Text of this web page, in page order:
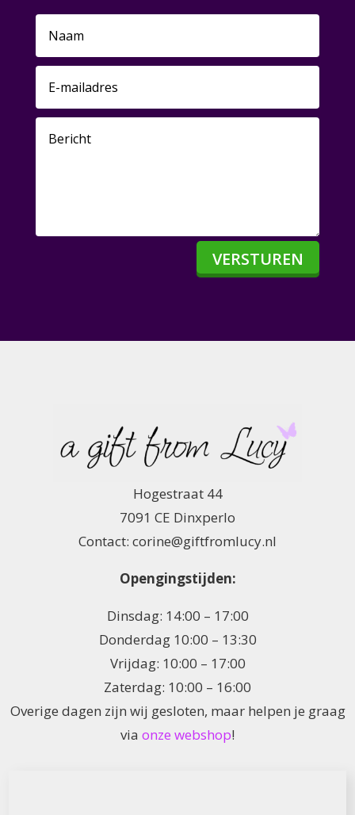
VERSTUREN
Hogestraat 44
7091 CE Dinxperlo
Contact: corine@giftfromlucy.nl
Opengingstijden:
Dinsdag: 14:00 – 17:00
Donderdag 10:00 – 13:30
Vrijdag: 10:00 – 17:00
Zaterdag: 10:00 – 16:00
Overige dagen zijn wij gesloten, maar helpen je graag
via onze webshop!